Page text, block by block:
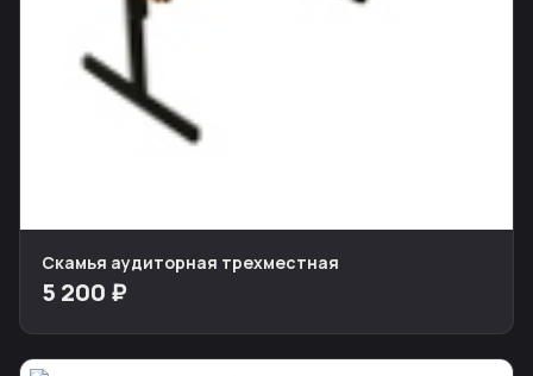
Скамья аудиторная трехместная
5 200 ₽